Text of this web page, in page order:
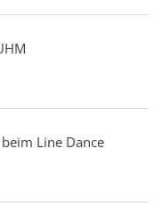
Line Dance